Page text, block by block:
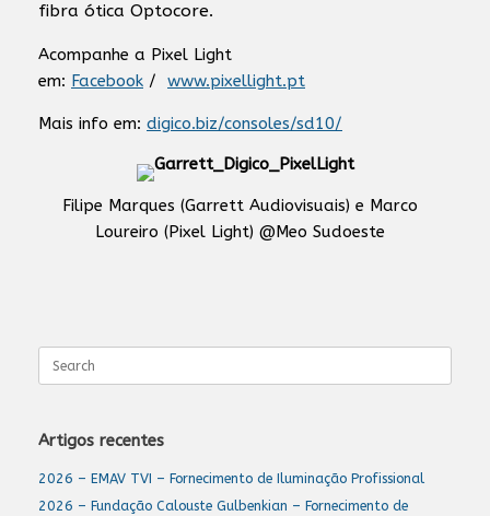
fibra ótica Optocore.
Acompanhe a Pixel Light
em: Facebook / www.pixellight.pt
Mais info em: digico.biz/consoles/sd10/
Filipe Marques (Garrett Audiovisuais) e Marco
Loureiro (Pixel Light) @Meo Sudoeste
for:
Artigos recentes
2026 – EMAV TVI – Fornecimento de Iluminação Profissional
2026 – Fundação Calouste Gulbenkian – Fornecimento de